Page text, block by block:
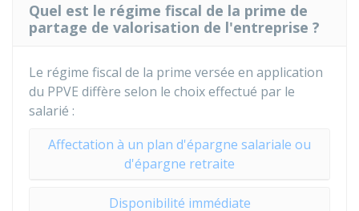
Quel est le régime fiscal de la prime de
partage de valorisation de l'entreprise ?
Le régime fiscal de la prime versée en application
du PPVE diffère selon le choix effectué par le
salarié :
Affectation à un plan d'épargne salariale ou
d'épargne retraite
Disponibilité immédiate